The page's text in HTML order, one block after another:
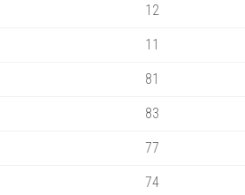
12
11
81
83
77
74